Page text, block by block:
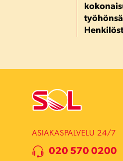
ASIAKASPALVELU 24/7
020 570 0200